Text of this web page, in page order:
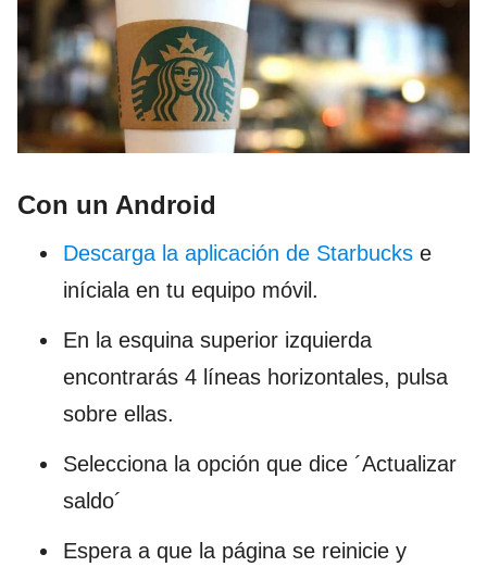
Con un Android
Descarga la aplicación de Starbucks e
iníciala en tu equipo móvil.
En la esquina superior izquierda
encontrarás 4 líneas horizontales, pulsa
sobre ellas.
Selecciona la opción que dice ´Actualizar
saldo´
Espera a que la página se reinicie y